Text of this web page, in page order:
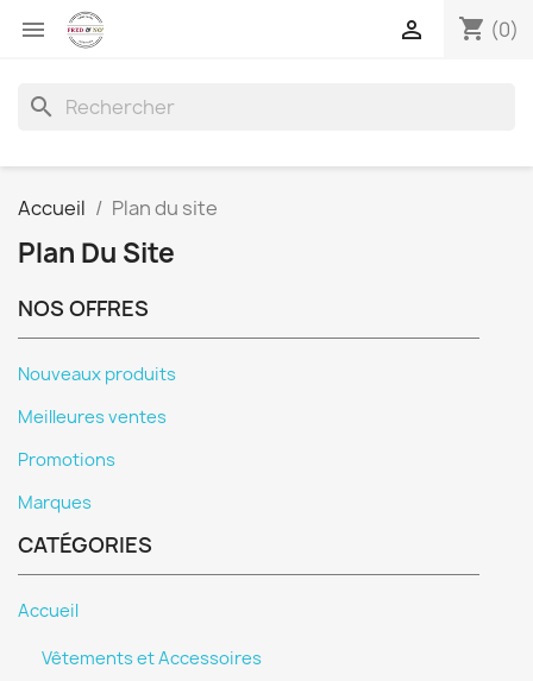
 shopping_cart (0)

search
Accueil Plan du site
Plan Du Site
NOS OFFRES
Nouveaux produits
Meilleures ventes
Promotions
Marques
CATÉGORIES
Accueil
Vêtements et Accessoires